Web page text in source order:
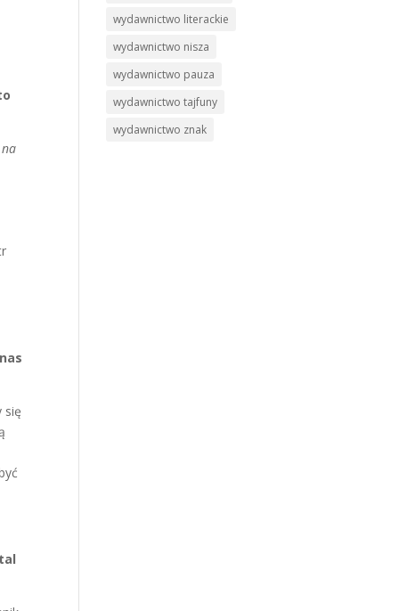
się
wydawnictwo literackie
wydawnictwo nisza
wydawnictwo pauza
wydawnictwo tajfuny
wydawnictwo znak